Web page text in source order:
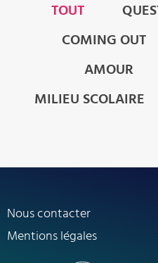
TOUT
COMING OUT
AMOUR
MILIEU SCOLAIRE
Nous contacter
Mentions légales